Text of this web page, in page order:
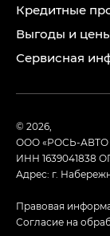
Кредитные
Выгоды и
Сервисная
© 2026,
ООО «РОСЬ-АВТО
ИНН 1639041838
Адрес: г.
Правовая
Согласие на